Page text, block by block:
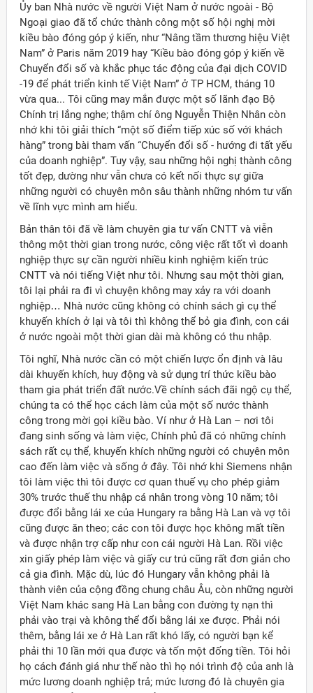
Ủy ban Nhà nước về người Việt Nam ở nước ngoài - Bộ
Ngoại giao đã tổ chức thành công một số hội nghị mời
kiều bào đóng góp ý kiến, như “Nâng tầm thương hiệu Việt
Nam” ở Paris năm 2019 hay “Kiều bào đóng góp ý kiến về
Chuyển đổi số và khắc phục tác động của đại dịch COVID
-19 để phát triển kinh tế Việt Nam” ở TP HCM, tháng 10
vừa qua... Tôi cũng may mắn được một số lãnh đạo Bộ
Chính trị lắng nghe; thậm chí ông Nguyễn Thiện Nhân còn
nhớ khi tôi giải thích “một số điểm tiếp xúc số với khách
hàng” trong bài tham vấn “Chuyển đổi số - hướng đi tất yếu
của doanh nghiệp”. Tuy vậy, sau những hội nghị thành công
tốt đẹp, dường như vẫn chưa có kết nối thực sự giữa
những người có chuyên môn sâu thành những nhóm tư vấn
về lĩnh vực mình am hiểu.
Bản thân tôi đã về làm chuyên gia tư vấn CNTT và viễn
thông một thời gian trong nước, công việc rất tốt vì doanh
nghiệp thực sự cần người nhiều kinh nghiệm kiến trúc
CNTT và nói tiếng Việt như tôi. Nhưng sau một thời gian,
tôi lại phải ra đi vì chuyện không may xảy ra với doanh
nghiệp… Nhà nước cũng không có chính sách gì cụ thể
khuyến khích ở lại và tôi thì không thể bỏ gia đình, con cái
ở nước ngoài một thời gian dài mà không có thu nhập.
Tôi nghĩ, Nhà nước cần có một chiến lược ổn định và lâu
dài khuyến khích, huy động và sử dụng trí thức kiều bào
tham gia phát triển đất nước.Về chính sách đãi ngộ cụ thể,
chúng ta có thể học cách làm của một số nước thành
công trong mời gọi kiều bào. Ví như ở Hà Lan – nơi tôi
đang sinh sống và làm việc, Chính phủ đã có những chính
sách rất cụ thể, khuyến khích những người có chuyên môn
cao đến làm việc và sống ở đây. Tôi nhớ khi Siemens nhận
tôi làm việc thì tôi được cơ quan thuế vụ cho phép giảm
30% trước thuế thu nhập cá nhân trong vòng 10 năm; tôi
được đổi bằng lái xe của Hungary ra bằng Hà Lan và vợ tôi
cũng được ăn theo; các con tôi được học không mất tiền
và được nhận trợ cấp như con cái người Hà Lan. Rồi việc
xin giấy phép làm việc và giấy cư trú cũng rất đơn giản cho
cả gia đình. Mặc dù, lúc đó Hungary vẫn không phải là
thành viên của cộng đồng chung châu Âu, còn những người
Việt Nam khác sang Hà Lan bằng con đường tỵ nạn thì
phải vào trại và không thể đổi bằng lái xe được. Phải nói
thêm, bằng lái xe ở Hà Lan rất khó lấy, có người bạn kể
phải thi 10 lần mới qua được và tốn một đống tiền. Tôi hỏi
họ cách đánh giá như thế nào thì họ nói trình độ của anh là
mức lương doanh nghiệp trả; mức lương đó là chuyên gia